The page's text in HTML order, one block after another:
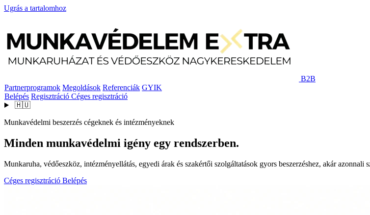
Ugrás a tartalomhoz
B2B
Partnerprogramok Megoldások Referenciák GYIK
Belépés Regisztráció Céges regisztráció
🇭🇺
Munkavédelmi beszerzés cégeknek és intézményeknek
Minden munkavédelmi igény egy rendszerben.
Munkaruha, védőeszköz, intézményellátás, egyedi árak és szakértői szolgáltatások gyors beszerzéshez, akár azonnali
Céges regisztráció Belépés